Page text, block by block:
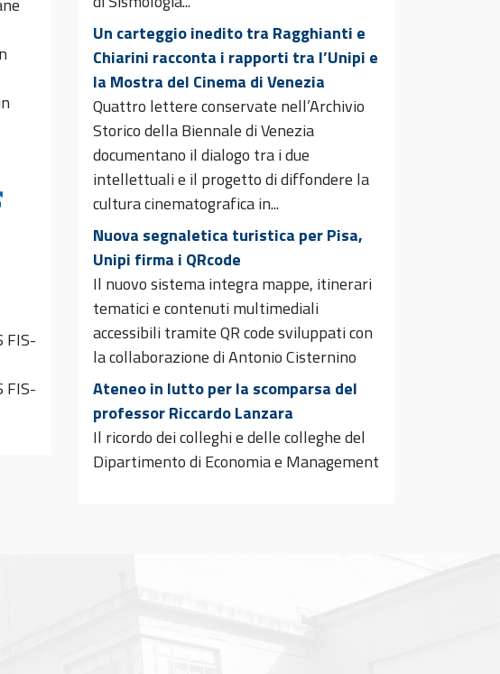
FIS-
FIS-
Un carteggio inedito tra Ragghianti e
Chiarini racconta i rapporti tra l’Unipi e
la Mostra del Cinema di Venezia
Quattro lettere conservate nell’Archivio
Storico della Biennale di Venezia
documentano il dialogo tra i due
intellettuali e il progetto di diffondere la
cultura cinematografica in...
Nuova segnaletica turistica per Pisa,
Unipi firma i QRcode
Il nuovo sistema integra mappe, itinerari
tematici e contenuti multimediali
accessibili tramite QR code sviluppati con
la collaborazione di Antonio Cisternino
Ateneo in lutto per la scomparsa del
professor Riccardo Lanzara
Il ricordo dei colleghi e delle colleghe del
Dipartimento di Economia e Management
di-fisica-unipi/posts/?feedView=all